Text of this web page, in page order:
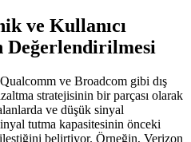
ve Kullanıcı
Değerlendirilmesi
ve Broadcom gibi dış
stratejisinin bir parçası olarak
ve düşük sinyal
tutma kapasitesinin önceki
belirtiyor. Örneğin, Verizon